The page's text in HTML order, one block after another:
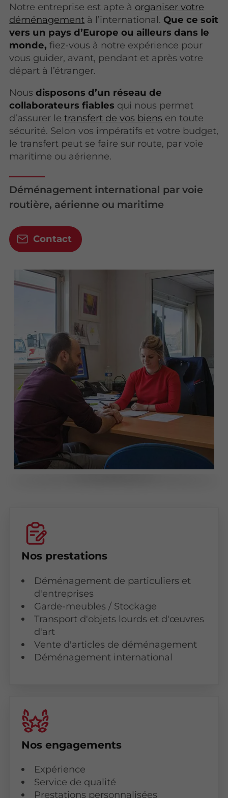
Notre entreprise est apte à organiser votre
déménagement à l’international. Que ce soit
vers un pays d’Europe ou ailleurs dans le
monde,fiez-vous à notre expérience pour
vous guider, avant, pendant et après votre
départ à l’étranger.
Nousdisposons d’un réseau de
collaborateurs fiables qui nous permet
d’assurer letransfert de vos biens en toute
sécurité. Selon vos impératifs et votre budget,
le transfert peut se faire sur route, par voie
maritime ou aérienne.
Déménagement international par voie
routière, aérienne ou maritime
Contact
Nos prestations
Déménagement de particuliers et
d'entreprises
Garde-meubles / Stockage
Transport d'objets lourds et d'œuvres
d'art
Vente d'articles de déménagement
Déménagement international
Nos engagements
Expérience
Service de qualité
Prestations personnalisées